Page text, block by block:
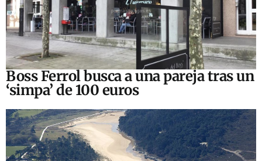
Boss Ferrol busca a una pareja tras un
‘simpa’ de 100 euros